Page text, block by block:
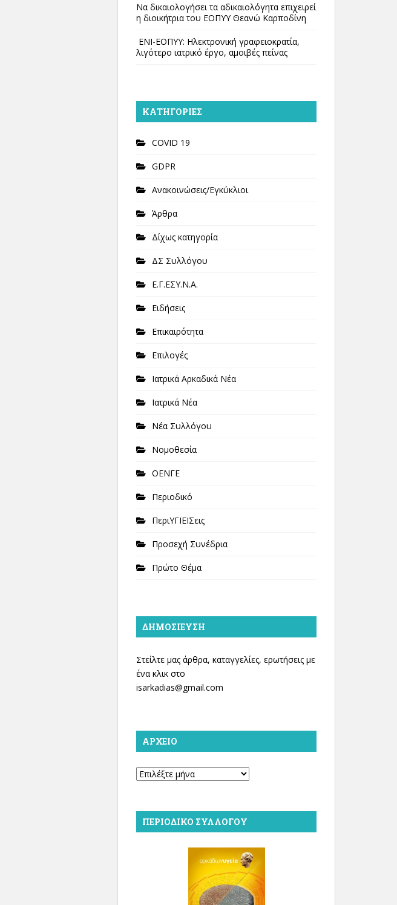
Να δικαιολογήσει τα αδικαιολόγητα επιχειρεί
η διοικήτρια του ΕΟΠΥΥ Θεανώ Καρποδίνη
ΕΝΙ-ΕΟΠΥΥ: Ηλεκτρονική γραφειοκρατία,
λιγότερο ιατρικό έργο, αμοιβές πείνας
KΑΤΗΓΟΡΊΕΣ
COVID 19
GDPR
Ανακοινώσεις/Εγκύκλιοι
Άρθρα
Δίχως κατηγορία
ΔΣ Συλλόγου
Ε.Γ.ΕΣΥ.Ν.Α.
Ειδήσεις
Επικαιρότητα
Επιλογές
Ιατρικά Αρκαδικά Νέα
Ιατρικά Νέα
Νέα Συλλόγου
Νομοθεσία
ΟΕΝΓΕ
Περιοδικό
ΠεριΥΓΙΕΙΣεις
Προσεχή Συνέδρια
Πρώτο Θέμα
ΔΗΜΟΣΊΕΥΣΗ
Στείλτε μας άρθρα, καταγγελίες, ερωτήσεις με
ένα κλικ στο
isarkadias@gmail.com
ΑΡΧΕΊΟ
Αρχείο
ΠΕΡΙΟΔΙΚΌ ΣΥΛΛΌΓΟΥ